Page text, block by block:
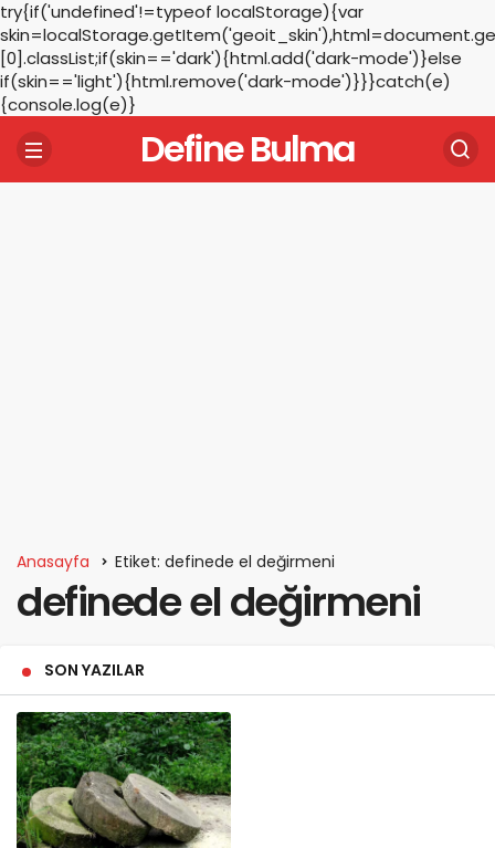
try{if('undefined'!=typeof localStorage){var
[0].classList;if(skin=='dark'){html.add('dark-mode')}else
if(skin=='light'){html.remove('dark-mode')}}}catch(e)
{console.log(e)}
Define Bulma
Anasayfa Etiket: definede el değirmeni
definede el değirmeni
SON YAZILAR